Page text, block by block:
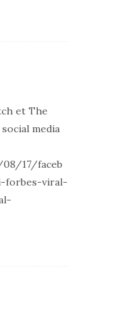
et The
media
17/faceb
forbes-viral-